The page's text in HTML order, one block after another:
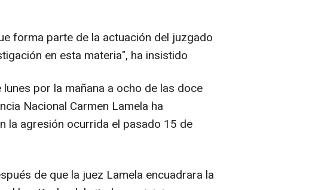
forma parte de la actuación del juzgado
en esta materia", ha insistido
por la mañana a ocho de las doce
Nacional Carmen Lamela ha
la agresión ocurrida el pasado 15 de
de que la juez Lamela encuadrara la